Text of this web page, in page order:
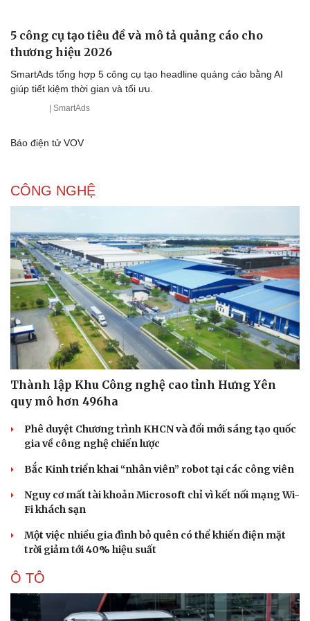
5 công cụ tạo tiêu đề và mô tả quảng cáo cho
thương hiệu 2026
SmartAds tổng hợp 5 công cụ tạo headline quảng cáo bằng AI
giúp tiết kiệm thời gian và tối ưu.
| SmartAds
Báo điện tử VOV
CÔNG NGHỆ
Thành lập Khu Công nghệ cao tỉnh Hưng Yên
quy mô hơn 496ha
Phê duyệt Chương trình KHCN và đổi mới sáng tạo quốc
gia về công nghệ chiến lược